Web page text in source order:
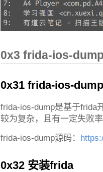
0x3 frida-ios-dump
0x31 frida-ios-
frida-ios-dump是基于frida
较为复杂，且有一定失败率
frida-ios-dump源码：
0x32 安装frida